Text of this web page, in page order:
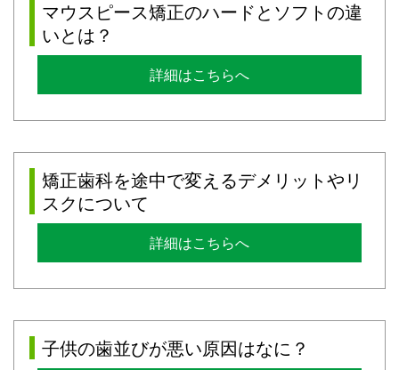
マウスピース矯正のハードとソフトの違
いとは？
詳細はこちらへ
矯正歯科を途中で変えるデメリットやリ
スクについて
詳細はこちらへ
子供の歯並びが悪い原因はなに？